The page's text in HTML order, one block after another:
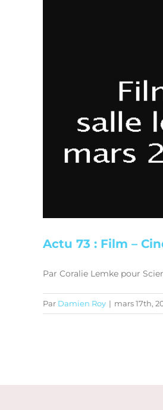
Actu 73 : Film –
Par Coralie Lemke pour
Par Damien Roy | mars 17th,